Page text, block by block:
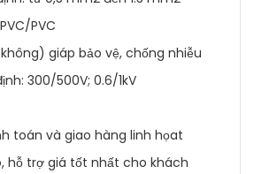
PVC
giáp bảo vệ, chống nhiễu
300/500V; 0.6/1kV
toán và giao hàng linh họat
hỗ trợ giá tốt nhất cho khách